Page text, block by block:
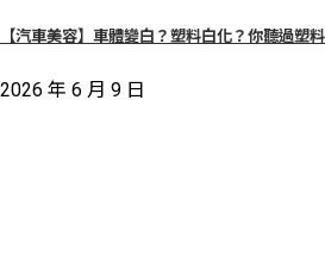
【汽車美容】車體變白？塑料白化？你聽過塑
2026 年 6 月 9 日